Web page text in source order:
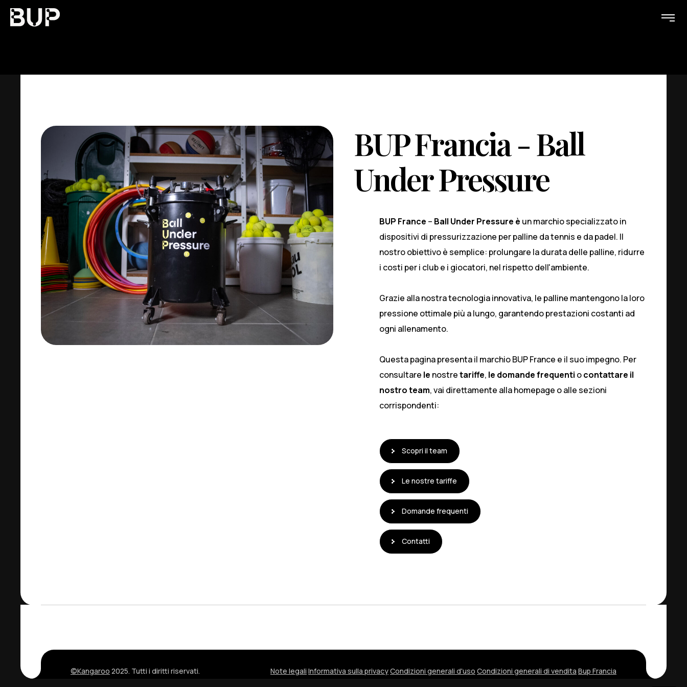
BUP Francia - Ball
Under Pressure
BUP France – Ball Under Pressure è un marchio specializzato in
dispositivi di pressurizzazione per palline da tennis e da padel. Il
nostro obiettivo è semplice: prolungare la durata delle palline, ridurre
i costi per i club e i giocatori, nel rispetto dell'ambiente.
Grazie alla nostra tecnologia innovativa, le palline mantengono la loro
pressione ottimale più a lungo, garantendo prestazioni costanti ad
ogni allenamento.
Questa pagina presenta il marchio BUP France e il suo impegno. Per
consultare le nostretariffe, le domande frequenti ocontattare il
nostro team, vai direttamente allahomepage o alle sezioni
corrispondenti:
Scopri il team
Le nostre tariffe
Domande frequenti
Contatti
©Kangaroo 2025. Tutti i diritti riservati. Note legali Informativa sulla privacyCondizioni generali d'uso Condizioni generali di vendita Bup Francia